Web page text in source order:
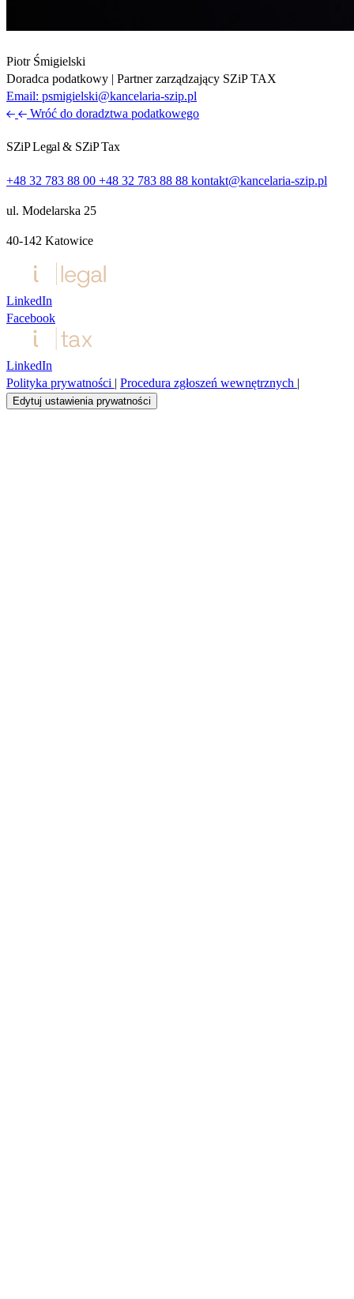
Piotr Śmigielski
Doradca podatkowy | Partner zarządzający SZiP TAX
Email: psmigielski@kancelaria-szip.pl
Wróć do doradztwa podatkowego
SZiP Legal & SZiP Tax
+48 32 783 88 00 +48 32 783 88 88 kontakt@kancelaria-szip.pl
ul. Modelarska 25
40‑142 Katowice
LinkedIn
Facebook
LinkedIn
Polityka prywatności | Procedura zgłoszeń wewnętrznych |
Edytuj ustawienia prywatności